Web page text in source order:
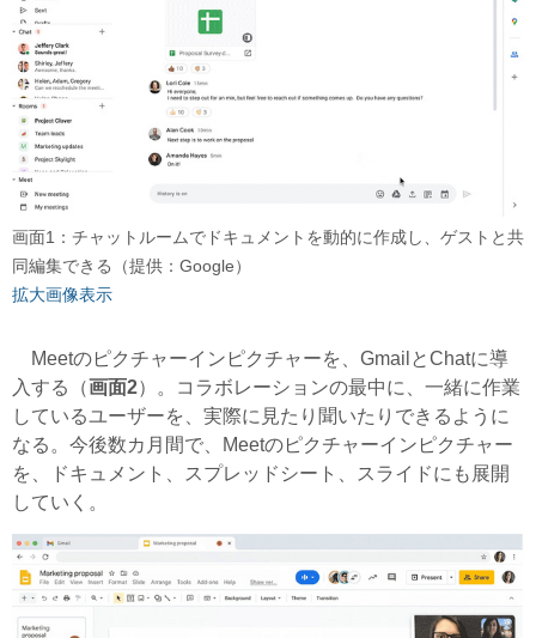
画面1：チャットルームでドキュメントを動的に作成し、ゲストと共
同編集できる（提供：Google）
拡大画像表示
Meetのピクチャーインピクチャーを、GmailとChatに導
入する（画面2）。コラボレーションの最中に、一緒に作業
しているユーザーを、実際に見たり聞いたりできるように
なる。今後数カ月間で、Meetのピクチャーインピクチャー
を、ドキュメント、スプレッドシート、スライドにも展開
していく。